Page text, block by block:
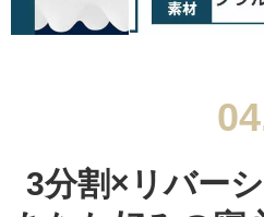
当社調べ ※傾きを調整して表示
人型はイメージです
3分割×リバー